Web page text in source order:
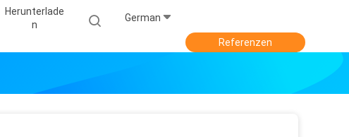
Herunterlade
N
German
Referenzen